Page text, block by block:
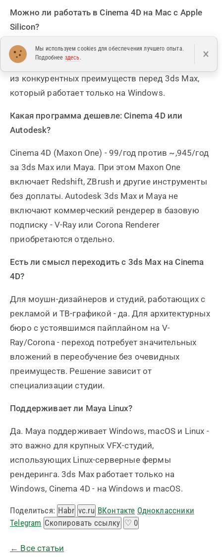
Можно ли работать в Cinema 4D на Mac с Apple
Silicon?
Да. Cinema 4D и Redshift нативно поддерживают
Apple Silicon (M1-M4) через Metal API. Это одно
из конкурентных преимуществ перед 3ds Max,
который работает только на Windows.
Какая программа дешевле: Cinema 4D или
Autodesk?
Cinema 4D (Maxon One) - 99/год против ~,945/год
за 3ds Max или Maya. При этом Maxon One
включает Redshift, ZBrush и другие инструменты
без доплаты. Autodesk 3ds Max и Maya не
включают коммерческий рендерер в базовую
подписку - V-Ray или Corona Renderer
приобретаются отдельно.
Есть ли смысл переходить с 3ds Max на Cinema
4D?
Для моушн-дизайнеров и студий, работающих с
рекламой и ТВ-графикой - да. Для архитектурных
бюро с устоявшимся пайплайном на V-
Ray/Corona - переход потребует значительных
вложений в переобучение без очевидных
преимуществ. Решение зависит от
специализации студии.
Поддерживает ли Maya Linux?
Да. Maya поддерживает Windows, macOS и Linux -
это важно для крупных VFX-студий,
использующих Linux-серверные фермы
рендеринга. 3ds Max работает только на
Windows, Cinema 4D - на Windows и macOS.
Поделиться: Habr vc.ru ВКонтакте Одноклассники
Telegram Скопировать ссылку ♡ 0
← Все статьи
Мы используем cookies для обеспечения лучшего опыта.
Подробнее здесь. ×